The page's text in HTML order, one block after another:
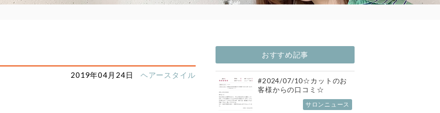
2019年04月24日 ヘアースタイル
おすすめ記事
#2024/07/10☆カットのお
客様からの口コミ☆
サロンニュース